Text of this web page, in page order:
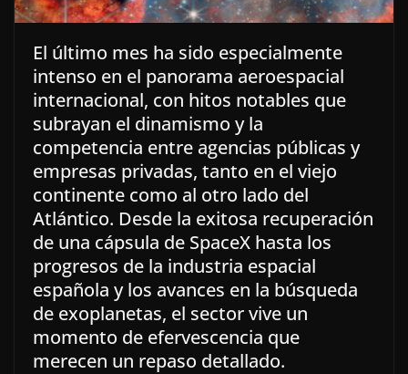
El último mes ha sido especialmente
intenso en el panorama aeroespacial
internacional, con hitos notables que
subrayan el dinamismo y la
competencia entre agencias públicas y
empresas privadas, tanto en el viejo
continente como al otro lado del
Atlántico. Desde la exitosa recuperación
de una cápsula de SpaceX hasta los
progresos de la industria espacial
española y los avances en la búsqueda
de exoplanetas, el sector vive un
momento de efervescencia que
merecen un repaso detallado.